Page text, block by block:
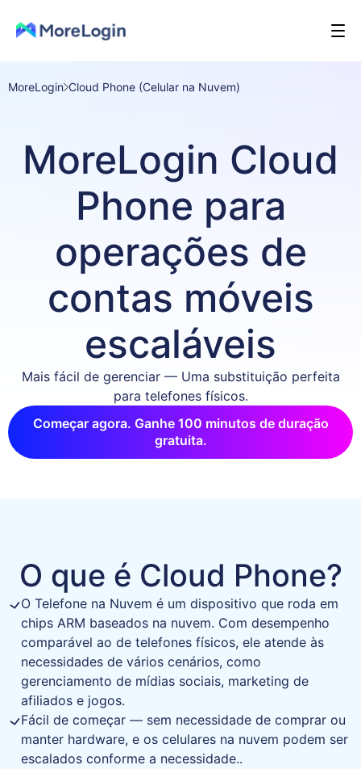
MoreLogin Cloud Phone (Celular na Nuvem)
MoreLogin Cloud
Phone para
operações de
contas móveis
escaláveis
Mais fácil de gerenciar — Uma substituição perfeita
para telefones físicos.
Começar agora. Ganhe 100 minutos de duração
gratuita.
O que é Cloud Phone?
O Telefone na Nuvem é um dispositivo que roda em
chips ARM baseados na nuvem. Com desempenho
comparável ao de telefones físicos, ele atende às
necessidades de vários cenários, como
gerenciamento de mídias sociais, marketing de
afiliados e jogos.
Fácil de começar — sem necessidade de comprar ou
manter hardware, e os celulares na nuvem podem ser
escalados conforme a necessidade..